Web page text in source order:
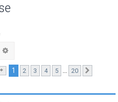
Page sur20
1 2 3 4 5 … 20